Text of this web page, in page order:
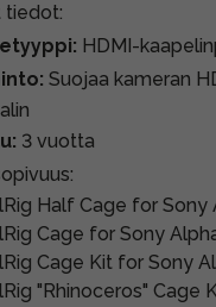
tiedot:
HDMI-
Suojaa kameran
3 vuotta
Half Cage for Sony
Cage for Sony
Cage Kit for Sony
"Rhinoceros"